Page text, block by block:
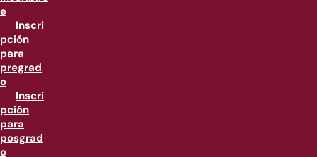
e
Inscri
pción
para
pregrad
o
Inscri
pción
para
posgrad
o